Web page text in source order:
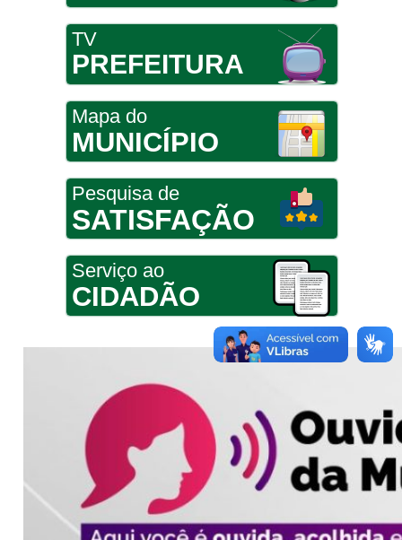
TV
PREFEITURA
Mapa do
MUNICÍPIO
Pesquisa de
SATISFAÇÃO
Serviço ao
CIDADÃO